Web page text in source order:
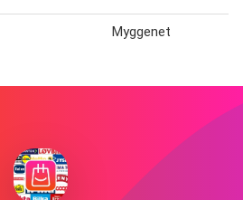
Myggenet